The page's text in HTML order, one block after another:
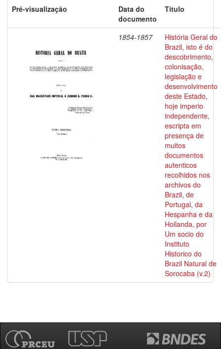
Pré-visualização
Data do
documento
Título
1854-1857
História Geral do
Brazil, isto é do
descobrimento,
colonisação,
legislação e
desenvolvimento
deste Estado,
hoje imperio
independente,
escripta em
presença de
muitos
documentos
autenticos
recolhidos nos
archivos do
Brazil, de
Portugal, da
Hespanha e da
Hollanda, por
Um socio do
Instituto
Historico do
Brazil Natural de
Sorocaba (v.2)